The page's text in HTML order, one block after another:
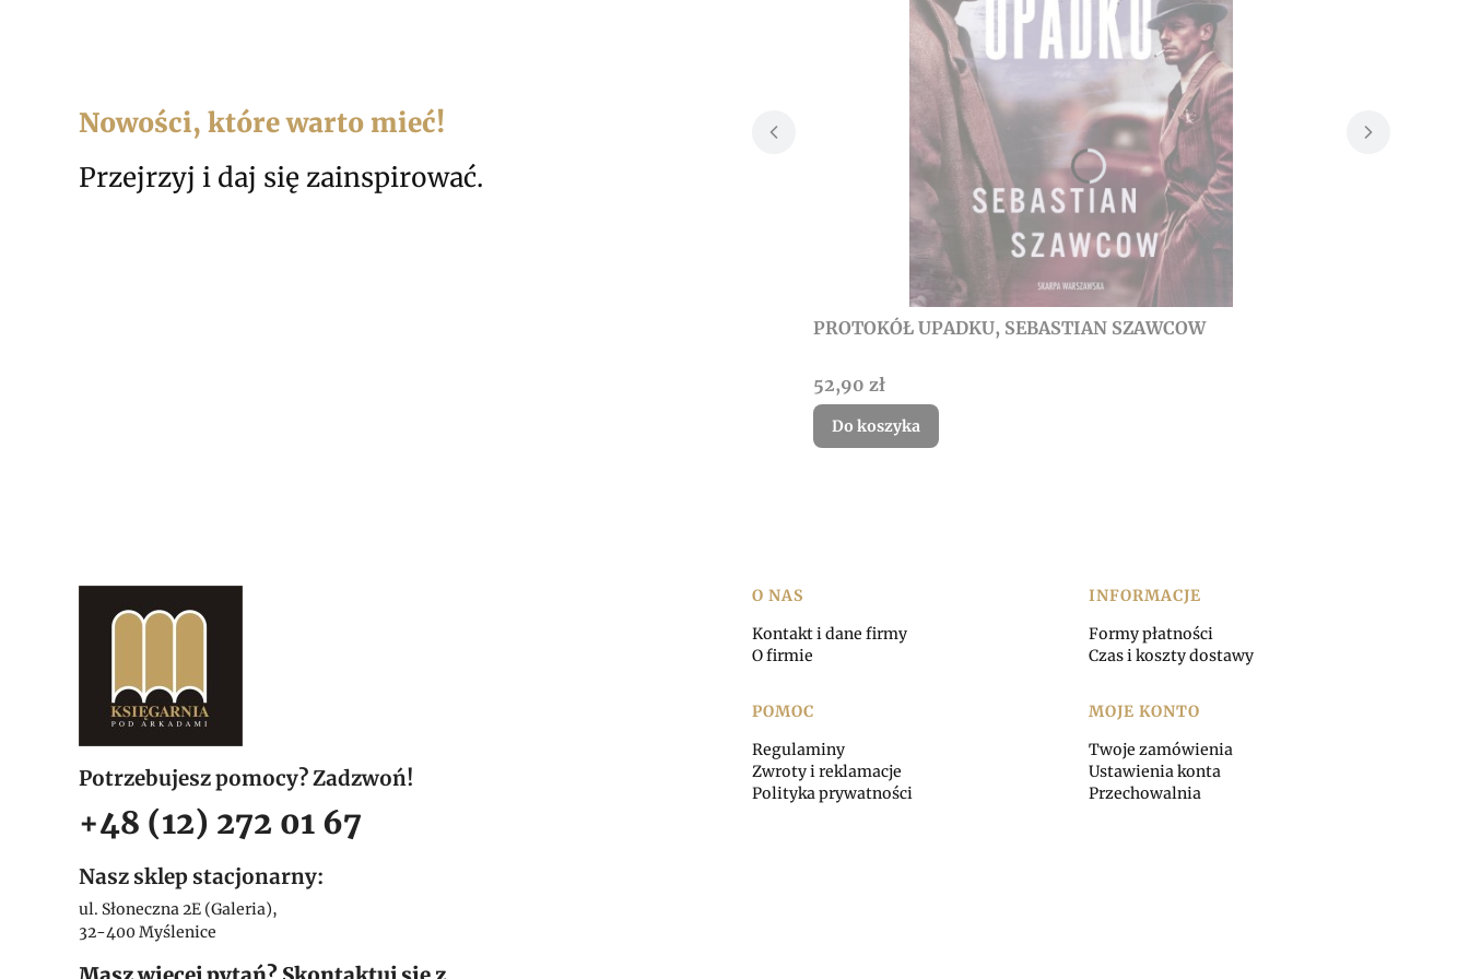
Nowości, które warto mieć!
Przejrzyj i daj się zainspirować.
PROTOKÓŁ UPADKU, SEBASTIAN SZAWCOW
Cena
52,90 zł
Do koszyka
Potrzebujesz pomocy? Zadzwoń!
+48 (12) 272 01 67
Nasz sklep stacjonarny:
ul. Słoneczna 2E (Galeria),
32-400 Myślenice
Linki w stopce
O NAS
Kontakt i dane firmy
O firmie
INFORMACJE
Formy płatności
Czas i koszty dostawy
POMOC
Regulaminy
Zwroty i reklamacje
Polityka prywatności
MOJE KONTO
Twoje zamówienia
Ustawienia konta
Przechowalnia